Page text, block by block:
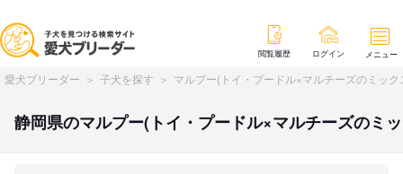
閲覧履歴 ログイン メニュー
愛犬ブリーダー 子犬を探す マルプー(トイ・プードル×マルチーズのミッ
静岡県のマルプー(トイ・プードル×マルチーズのミ